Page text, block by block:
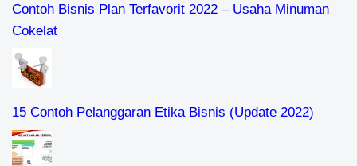
Contoh Bisnis Plan Terfavorit 2022 – Usaha Minuman
Cokelat
15 Contoh Pelanggaran Etika Bisnis (Update 2022)